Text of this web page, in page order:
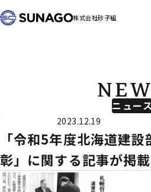
株式会社砂子組
ニュース
2023.12.19
「令和5年度北海道建
彰」に関する記事が掲載